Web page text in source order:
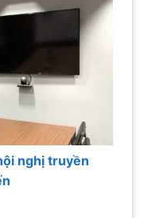
nghị truyền